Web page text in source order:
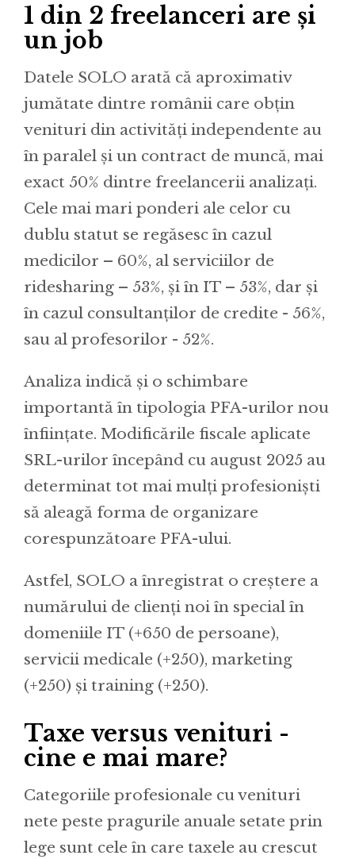
1 din 2 freelanceri are și
un job
Datele SOLO arată că aproximativ
jumătate dintre românii care obțin
venituri din activități independente au
în paralel și un contract de muncă, mai
exact 50% dintre freelancerii analizați.
Cele mai mari ponderi ale celor cu
dublu statut se regăsesc în cazul
medicilor – 60%, al serviciilor de
ridesharing – 53%, și în IT – 53%, dar și
în cazul consultanților de credite - 56%,
sau al profesorilor - 52%.
Analiza indică și o schimbare
importantă în tipologia PFA-urilor nou
înființate. Modificările fiscale aplicate
SRL-urilor începând cu august 2025 au
determinat tot mai mulți profesioniști
să aleagă forma de organizare
corespunzătoare PFA-ului.
Astfel, SOLO a înregistrat o creștere a
numărului de clienți noi în special în
domeniile IT (+650 de persoane),
servicii medicale (+250), marketing
(+250) și training (+250).
Taxe versus venituri -
cine e mai mare?
Categoriile profesionale cu venituri
nete peste pragurile anuale setate prin
lege sunt cele în care taxele au crescut